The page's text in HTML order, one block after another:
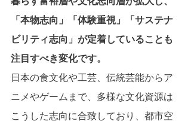
「本物志向」「体験重視」「サステナ
ビリティ志向」が定着していることも
注目すべき変化です。
日本の食文化や工芸、伝統芸能からア
ニメやゲームまで、多様な文化資源は
こうした志向に合致しており、都市空